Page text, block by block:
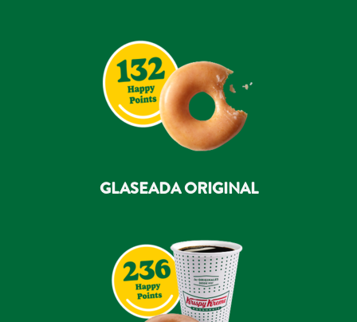
GLASEADA ORIGINAL